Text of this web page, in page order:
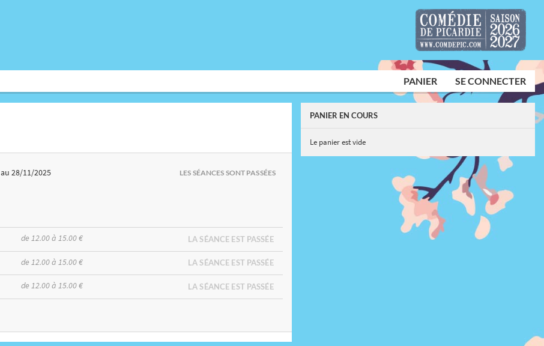
PANIER SE CONNECTER
au 28/11/2025 LES SÉANCES SONT PASSÉES
de 12.00 à 15.00 € LA SÉANCE EST PASSÉE
de 12.00 à 15.00 € LA SÉANCE EST PASSÉE
de 12.00 à 15.00 € LA SÉANCE EST PASSÉE
PANIER EN COURS
Le panier est vide